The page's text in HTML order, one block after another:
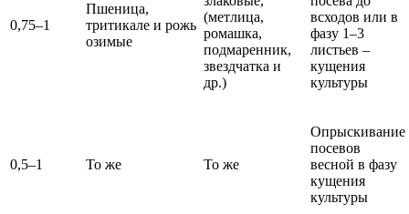
0,75–1
Пшеница,
тритикале и рожь
озимые
(метлица,
ромашка,
подмаренник,
звездчатка и
др.)
всходов или в
фазу 1–3
листьев –
кущения
культуры
0,5–1 То же То же
Опрыскивание
посевов
весной в фазу
кущения
культуры